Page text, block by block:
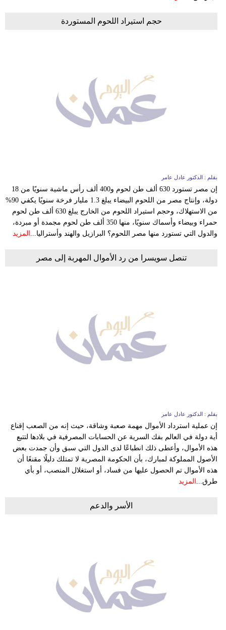
حجم استيراد اللحوم المستوردة
بقلم : الدكتور عادل عامر
إن مصر تستورد 630 ألف طن لحوم و400 ألف رأس ماشية سنويًا من 18
دولة، وإنتاج مصر من اللحوم البيضاء يبلغ 1.3 مليار فرخة سنويًا يكفي 90%
من الاستهلاك، وحجم استيراد اللحوم من الخارج يبلغ 630 ألف طن لحوم
حمراء وبيضاء وأسماك سنويًا، منها 350 ألف طن لحوم مجمدة أو مبردة،
والدول التي تستورد منها مصر اللحوم؟ البرازيل والهند وأستراليا... المزيد
تنصل سويسرا من رد الأموال المهربة إلى مصر
بقلم : الدكتور عادل عامر
إن عملية استرداد الأموال مهمة صعبة وشاقة، حيث إنه من الصعب إقناع
أية دولة في العالم بفك السرية عن الحسابات المصرفية في بلادها لتتبع
هذه الأموال، وأعطى ذلك انطباعًا لدى الدول التي سبق وأن جمدت بعض
الأصول المملوكة لمبارك، بأن الحكومة المصرية لا تمتلك دليلًا مقنعًا أن
هذه الأموال تم الحصول عليها من فساد، أو استغلال المنصب، أو بأي
طرق... المزيد
الأسر والدعم